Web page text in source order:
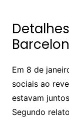
Em 8 de
sociais ao
estavam
Segundo